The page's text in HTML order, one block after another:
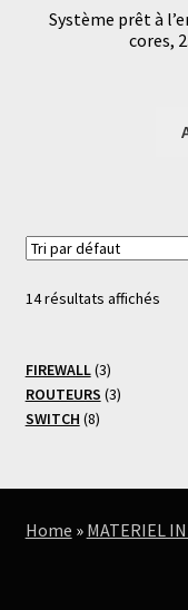
Système prêt à
cores,
14 résultats affichés
FIREWALL 33
produits
ROUTEURS 33
SWITCH 88
Home » MATERIEL